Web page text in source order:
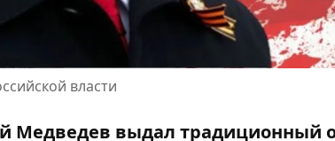
власти
Медведев выдал традиционный